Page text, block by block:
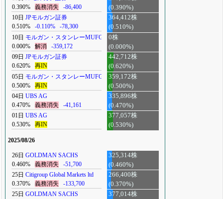
0.390%
義務消失 -86,400
(0.390%)
10日 JPモルガン証券
0.510%
-0.110% -78,300
364,412株
(0.510%)
10日 モルガン・スタンレーMUFG
0.000%
解消 -359,172
0株
(0.000%)
09日 JPモルガン証券
0.620%
再IN
442,712株
(0.620%)
05日 モルガン・スタンレーMUFG
0.500%
再IN
359,172株
(0.500%)
04日 UBS AG
0.470%
義務消失 -41,161
335,896株
(0.470%)
01日 UBS AG
0.530%
再IN
377,057株
(0.530%)
2025/08/26
26日 GOLDMAN SACHS
0.460%
義務消失 -51,700
325,314株
(0.460%)
25日 Citigroup Global Markets ltd
0.370%
義務消失 -133,700
266,400株
(0.370%)
25日 GOLDMAN SACHS
377,014株